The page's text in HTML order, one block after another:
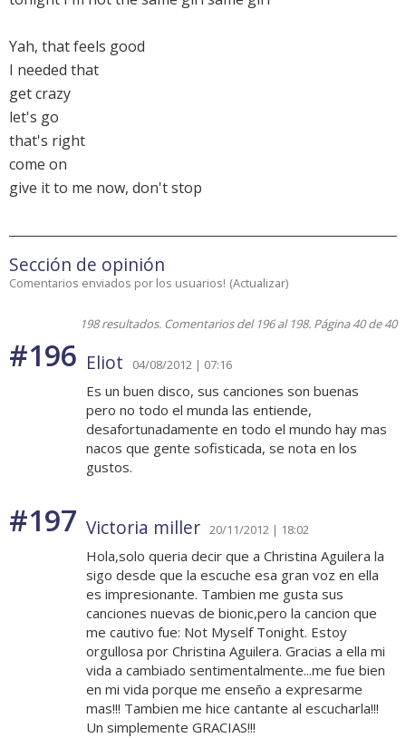
Yah, that feels good
I needed that
get crazy
let's go
that's right
come on
give it to me now, don't stop
Sección de opinión
Comentarios enviados por los usuarios! (Actualizar)
198 resultados. Comentarios del 196 al 198. Página 40 de 40
#196 Eliot 04/08/2012 | 07:16
Es un buen disco, sus canciones son buenas
pero no todo el munda las entiende,
desafortunadamente en todo el mundo hay mas
nacos que gente sofisticada, se nota en los
gustos.
#197 Victoria miller 20/11/2012 | 18:02
Hola,solo queria decir que a Christina Aguilera la
sigo desde que la escuche esa gran voz en ella
es impresionante. Tambien me gusta sus
canciones nuevas de bionic,pero la cancion que
me cautivo fue: Not Myself Tonight. Estoy
orgullosa por Christina Aguilera. Gracias a ella mi
vida a cambiado sentimentalmente...me fue bien
en mi vida porque me enseño a expresarme
mas!!! Tambien me hice cantante al escucharla!!!
Un simplemente GRACIAS!!!